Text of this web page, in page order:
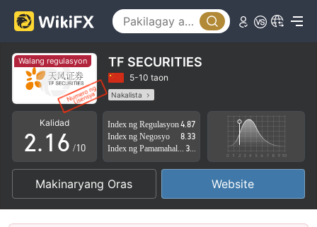
Walang regulasyon TF SECURITIES
5-10 taon
Nakalista
Kahina-Hinalang Lisensya sa Regulasyon
Mataas na potensyal na peligro
Kalidad
0
1
2
3
4
.
0
1
2
3
2
3
4
5
6
7
8
/10
Index ng Regulasyon4.87
Index ng Negosyo
8.33
3.06
Makinaryang Oras Website